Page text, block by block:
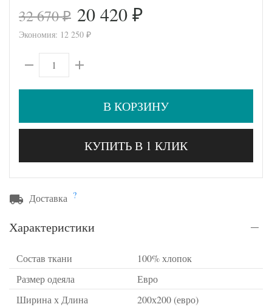
32 670₽ 20 420 ₽
Экономия: 12 250 ₽
В КОРЗИНУ
КУПИТЬ В 1 КЛИК
Доставка ?
Характеристики
Состав ткани
100% хлопок
Размер одеяла
Евро
Ширина х Длина
200х200 (евро)